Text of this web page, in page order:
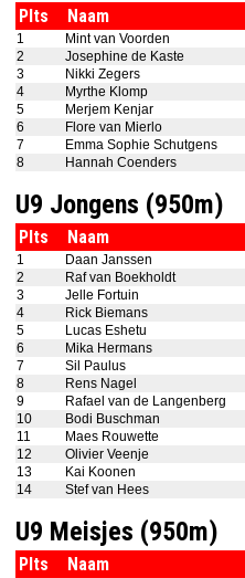
Plts Naam
1
Mint van Voorden
2
Josephine de Kaste
3
Nikki Zegers
4
Myrthe Klomp
5
Merjem Kenjar
6
Flore van Mierlo
7
Emma Sophie Schutgens
8
Hannah Coenders
U9 Jongens (950m)
Plts Naam
1
Daan Janssen
2
Raf van Boekholdt
3
Jelle Fortuin
4
Rick Biemans
5
Lucas Eshetu
6
Mika Hermans
7
Sil Paulus
8
Rens Nagel
9
Rafael van de Langenberg
10
Bodi Buschman
11
Maes Rouwette
12
Olivier Veenje
13
Kai Koonen
14
Stef van Hees
U9 Meisjes (950m)
Plts Naam